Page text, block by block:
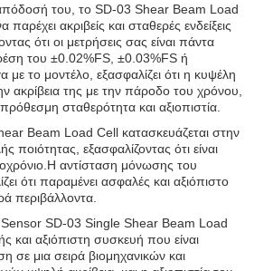
του, το SD-03 Shear Beam Load
παρέχει ακριβείς και σταθερές ενδείξεις
ότι οι μετρήσεις σας είναι πάντα
του ±0.02%FS, ±0.03%FS ή
το μοντέλο, εξασφαλίζει ότι η κυψέλη
ακρίβεια της με την πάροδο του χρόνου,
σταθερότητα και αξιοπιστία.
Beam Load Cell κατασκευάζεται στην
ποιότητας, εξασφαλίζοντας ότι είναι
αντίσταση μόνωσης του
ότι παραμένει ασφαλές και αξιόπιστο
περιβάλλοντα.
Sensor SD-03 Single Shear Beam Load
και αξιόπιστη συσκευή που είναι
σε μια σειρά βιομηχανικών και